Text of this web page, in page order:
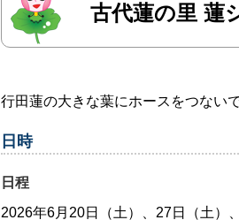
古代蓮の里 蓮
行田蓮の大きな葉にホースをつない
日時
日程
2026年6月20日（土）、27日（土）